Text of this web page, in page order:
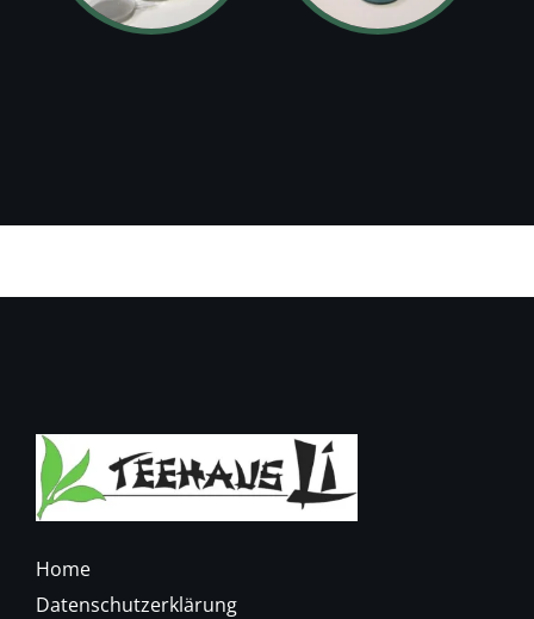
Home
Datenschutzerklärung